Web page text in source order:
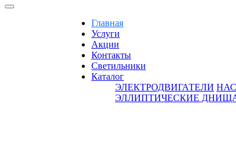
Главная
Услуги
Акции
Контакты
Светильники
Каталог
ЭЛЕКТРОДВИГАТЕЛИ
ЭЛЛИПТИЧЕСКИЕ